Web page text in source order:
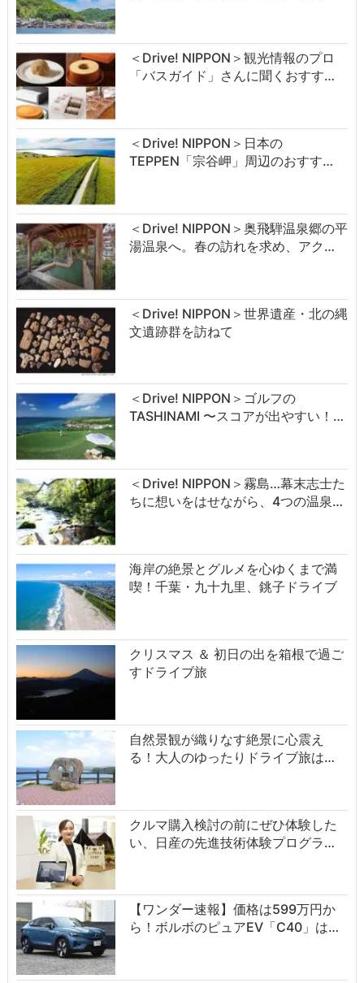
＜Drive! NIPPON＞観光情報のプロ
「バスガイド」さんに聞くおすす…
＜Drive! NIPPON＞日本の
TEPPEN「宗谷岬」周辺のおすす…
＜Drive! NIPPON＞奥飛騨温泉郷の平
湯温泉へ。春の訪れを求め、アク…
＜Drive! NIPPON＞世界遺産・北の縄
文遺跡群を訪ねて
＜Drive! NIPPON＞ゴルフの
TASHINAMI 〜スコアが出やすい！…
＜Drive! NIPPON＞霧島…幕末志士た
ちに想いをはせながら、4つの温泉…
海岸の絶景とグルメを心ゆくまで満
喫！千葉・九十九里、銚子ドライブ
クリスマス ＆ 初日の出を箱根で過ご
すドライブ旅
自然景観が織りなす絶景に心震え
る！大人のゆったりドライブ旅は…
クルマ購入検討の前にぜひ体験した
い、日産の先進技術体験プログラ…
【ワンダー速報】価格は599万円か
ら！ボルボのピュアEV「C40」は…